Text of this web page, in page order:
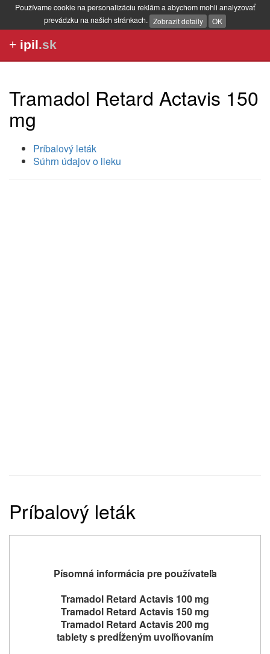
Používame cookie na personalizáciu reklám a abychom mohli analyzovať
prevádzku na našich stránkach. Zobrazit detaily OK
+ ipil.sk
Tramadol Retard Actavis 150
mg
Príbalový leták
Súhrn údajov o lieku
Príbalový leták
Písomná informácia pre používateľa
Tramadol Retard Actavis 100 mg
Tramadol Retard Actavis 150 mg
Tramadol Retard Actavis 200 mg
tablety s predĺženým uvoľňovaním